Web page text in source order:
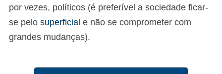
por vezes, políticos (é preferível a sociedade ficar-
se pelo superficial e não se comprometer com
grandes mudanças).